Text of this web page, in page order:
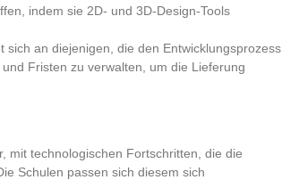
indem sie 2D- und 3D-Design-Tools
sich an diejenigen, die den Entwicklungsprozess
Fristen zu verwalten, um die Lieferung
mit technologischen Fortschritten, die die
Schulen passen sich diesem sich